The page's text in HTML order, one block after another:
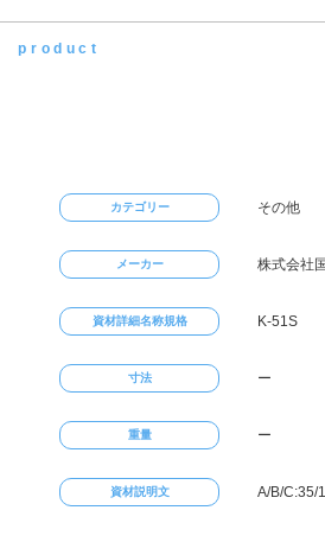
product
カテゴリー その他
メーカー 株式会社
資材詳細名称規格 K-51S
寸法 ー
重量 ー
資材説明文 A/B/C:35/